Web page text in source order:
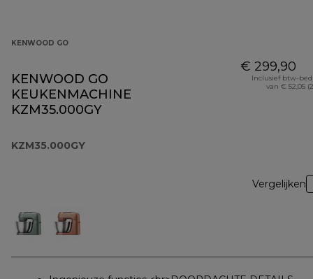
KENWOOD GO
KENWOOD GO
KEUKENMACHINE
KZM35.000GY
KZM35.000GY
€ 299,90
Inclusief btw-
van € 52,05
Vergelijken